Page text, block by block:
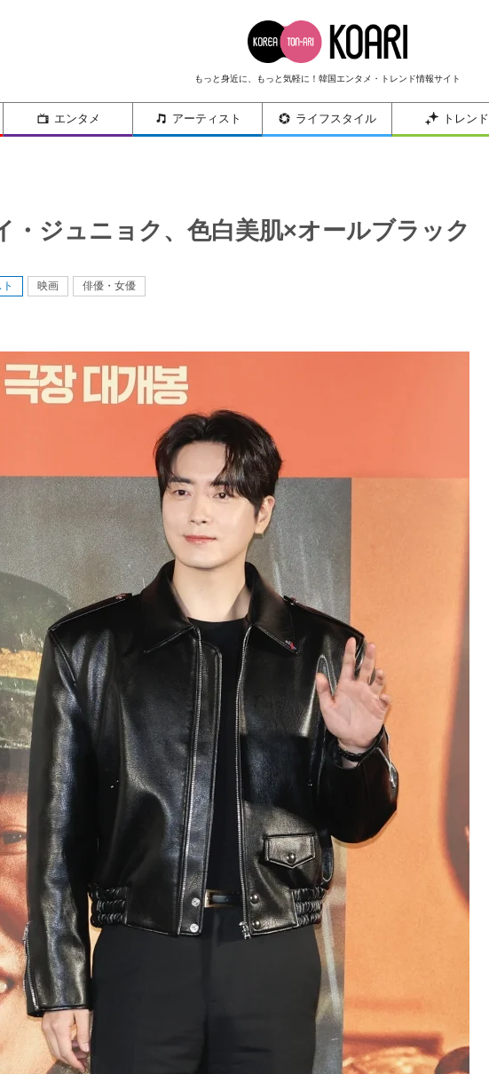
もっと身近に、もっと気軽に！韓国エンタメ・トレンド情報サイト
エンタメ アーティスト ライフスタイル トレンド
・ジュニョク、色白美肌×オールブラック
映画 俳優・女優